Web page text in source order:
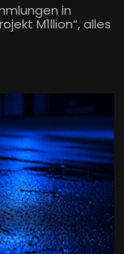
in
M1llion“, alles